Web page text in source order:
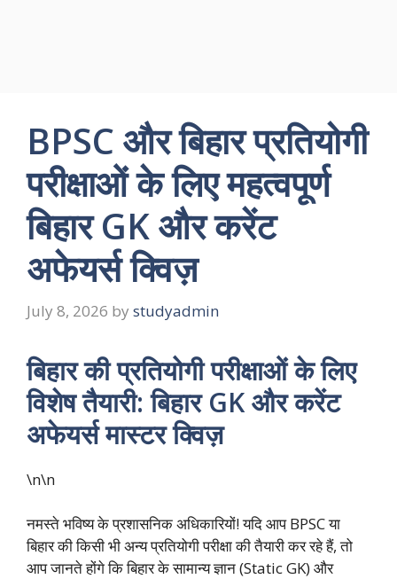
BPSC और बिहार प्रतियोगी
परीक्षाओं के लिए महत्वपूर्ण
बिहार GK और करेंट
अफेयर्स क्विज़
July 8, 2026 by studyadmin
बिहार की प्रतियोगी परीक्षाओं के लिए
विशेष तैयारी: बिहार GK और करेंट
अफेयर्स मास्टर क्विज़
\n\n
नमस्ते भविष्य के प्रशासनिक अधिकारियों! यदि आप BPSC या
बिहार की किसी भी अन्य प्रतियोगी परीक्षा की तैयारी कर रहे हैं, तो
आप जानते होंगे कि बिहार के सामान्य ज्ञान (Static GK) और